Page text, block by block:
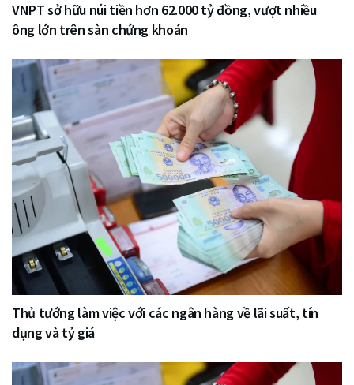
VNPT sở hữu núi tiền hơn 62.000 tỷ đồng, vượt nhiều
ông lớn trên sàn chứng khoán
Thủ tướng làm việc với các ngân hàng về lãi suất, tín
dụng và tỷ giá